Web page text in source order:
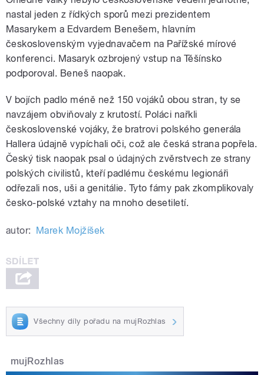
nastal jeden z řídkých sporů mezi prezidentem
Masarykem a Edvardem Benešem, hlavním
československým vyjednavačem na Pařížské mírové
konferenci. Masaryk ozbrojený vstup na Těšínsko
podporoval. Beneš naopak.
V bojích padlo méně než 150 vojáků obou stran, ty se
navzájem obviňovaly z krutostí. Poláci nařkli
československé vojáky, že bratrovi polského generála
Hallera údajně vypíchali oči, což ale česká strana popřela.
Český tisk naopak psal o údajných zvěrstvech ze strany
polských civilistů, kteří padlému českému legionáři
odřezali nos, uši a genitálie. Tyto fámy pak zkomplikovaly
česko-polské vztahy na mnoho desetiletí.
autor: Marek Mojžíšek
Všechny díly pořadu na mujRozhlas
mujRozhlas